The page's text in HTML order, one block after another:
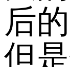
后
但